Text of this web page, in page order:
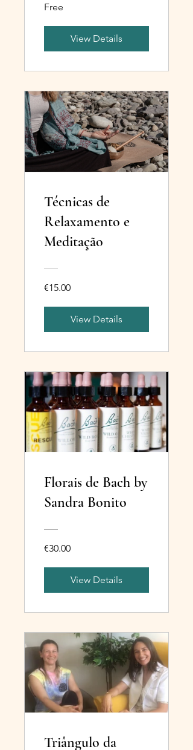
Free
View Details
Técnicas de
Relaxamento e
Meditação
€15.00
View Details
Florais de Bach by
Sandra Bonito
€30.00
View Details
Triângulo da